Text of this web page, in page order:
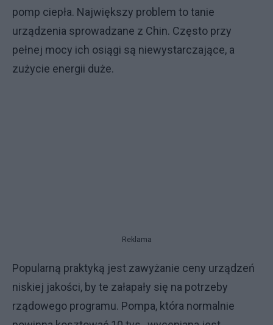
pomp ciepła. Największy problem to tanie
urządzenia sprowadzane z Chin. Często przy
pełnej mocy ich osiągi są niewystarczające, a
zużycie energii duże.
Reklama
Popularną praktyką jest zawyżanie ceny urządzeń
niskiej jakości, by te załapały się na potrzeby
rządowego programu. Pompa, która normalnie